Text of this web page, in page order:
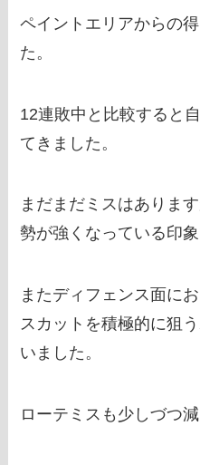
ペイントエリアからの
た。
12連敗中と比較すると
てきました。
まだまだミスはありま
勢が強くなっている印象
またディフェンス面に
スカットを積極的に狙
いました。
ローテミスも少しづつ